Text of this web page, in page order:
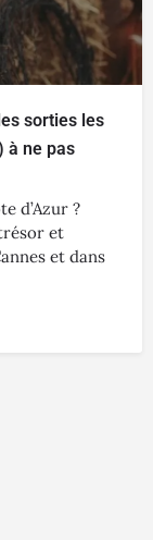
sorties les
à ne pas
d’Azur ?
et
et dans